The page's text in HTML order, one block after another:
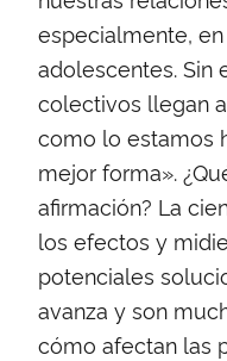
especialmente,
adolescentes. Sin
colectivos llegan
como lo estamos
mejor forma».
afirmación? La
los efectos y
potenciales
avanza y son
cómo afectan las